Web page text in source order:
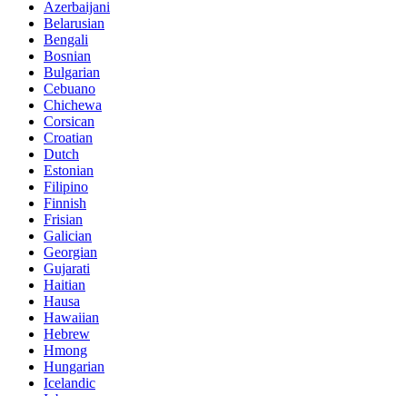
Azerbaijani
Belarusian
Bengali
Bosnian
Bulgarian
Cebuano
Chichewa
Corsican
Croatian
Dutch
Estonian
Filipino
Finnish
Frisian
Galician
Georgian
Gujarati
Haitian
Hausa
Hawaiian
Hebrew
Hmong
Hungarian
Icelandic